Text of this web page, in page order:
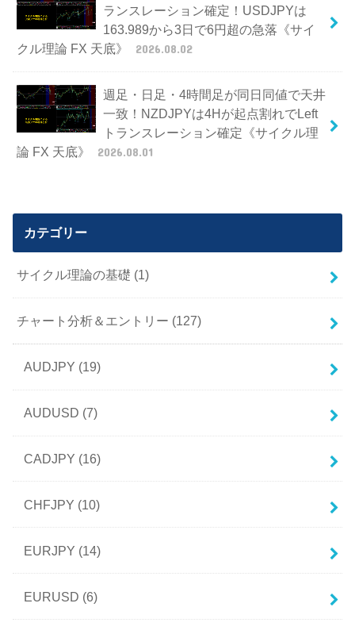
ランスレーション確定！USDJPYは
163.989から3日で6円超の急落《サイ
クル理論 FX 天底》
2026.08.02
週足・日足・4時間足が同日同値で天井
一致！NZDJPYは4Hが起点割れでLeft
トランスレーション確定《サイクル理
論 FX 天底》
2026.08.01
カテゴリー
サイクル理論の基礎 (1)
チャート分析＆エントリー (127)
AUDJPY (19)
AUDUSD (7)
CADJPY (16)
CHFJPY (10)
EURJPY (14)
EURUSD (6)